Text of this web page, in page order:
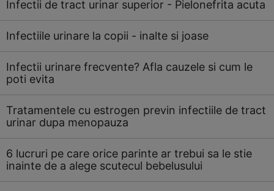
Infectii de tract urinar superior - Pielonefrita acuta
Infectiile urinare la copii - inalte si joase
Infectii urinare frecvente? Afla cauzele si cum le
poti evita
Tratamentele cu estrogen previn infectiile de tract
urinar dupa menopauza
6 lucruri pe care orice parinte ar trebui sa le stie
inainte de a alege scutecul bebelusului